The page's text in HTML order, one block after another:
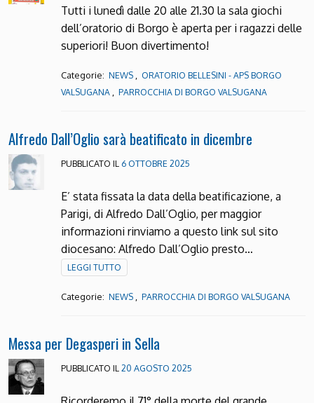
Tutti i lunedì dalle 20 alle 21.30 la sala giochi
dell’oratorio di Borgo è aperta per i ragazzi delle
superiori! Buon divertimento!
Categorie: NEWS
ORATORIO BELLESINI - APS BORGO
VALSUGANA
PARROCCHIA DI BORGO VALSUGANA
Alfredo Dall’Oglio sarà beatificato in dicembre
PUBBLICATO IL 6 OTTOBRE 2025
E’ stata fissata la data della beatificazione, a
Parigi, di Alfredo Dall’Oglio, per maggior
informazioni rinviamo a questo link sul sito
diocesano: Alfredo Dall’Oglio presto…
LEGGI TUTTO
Categorie: NEWS PARROCCHIA DI BORGO VALSUGANA
Messa per Degasperi in Sella
PUBBLICATO IL 20 AGOSTO 2025